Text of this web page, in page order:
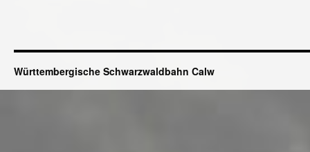
Württembergische Schwarzwaldbahn Calw